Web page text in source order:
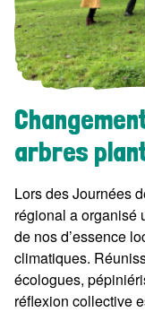
arbres
Lors des Journées
régional a organisé
de nos d’essence
climatiques.
écologues,
réflexion collective